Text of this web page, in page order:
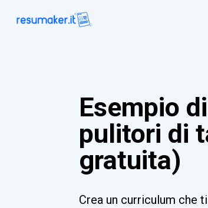
Esempio
pulitori di
gratuita)
Crea un curriculum che